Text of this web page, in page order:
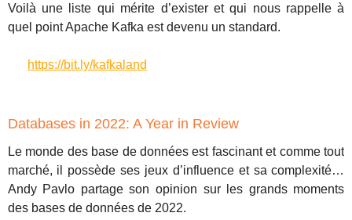
Voilà une liste qui mérite d’exister et qui nous rappelle à
quel point Apache Kafka est devenu un standard.
https://bit.ly/kafkaland
Databases in 2022: A Year in Review
Le monde des base de données est fascinant et comme tout
marché, il possède ses jeux d’influence et sa complexité…
Andy Pavlo partage son opinion sur les grands moments
des bases de données de 2022.